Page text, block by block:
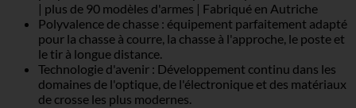
| plus de 90 modèles d'armes | Fabriqué en Autriche
Polyvalence de chasse : équipement parfaitement adapté
pour la chasse à courre, la chasse à l'approche, le poste et
le tir à longue distance.
Technologie d'avenir : Développement continu dans les
domaines de l'optique, de l'électronique et des matériaux
de crosse les plus modernes.